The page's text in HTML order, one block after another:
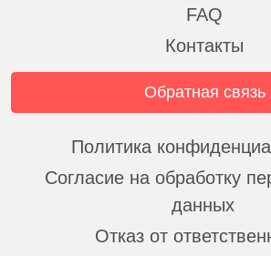
FAQ
Контакты
Обратная связь
Политика
Согласие на обработку
данных
Отказ от